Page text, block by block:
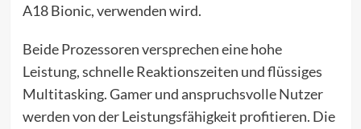
A18 Bionic, verwenden wird.
Beide Prozessoren versprechen eine hohe
Leistung, schnelle Reaktionszeiten und flüssiges
Multitasking. Gamer und anspruchsvolle Nutzer
werden von der Leistungsfähigkeit profitieren. Die